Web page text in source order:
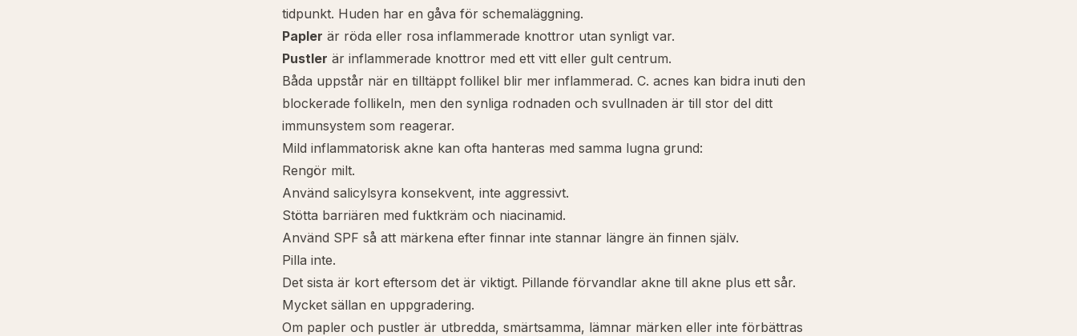
tidpunkt. Huden har en gåva för schemaläggning.
Papler är röda eller rosa inflammerade knottror utan synligt var.
Pustler är inflammerade knottror med ett vitt eller gult centrum.
Båda uppstår när en tilltäppt follikel blir mer inflammerad. C. acnes kan bidra inuti den
blockerade follikeln, men den synliga rodnaden och svullnaden är till stor del ditt
immunsystem som reagerar.
Mild inflammatorisk akne kan ofta hanteras med samma lugna grund:
Rengör milt.
Använd salicylsyra konsekvent, inte aggressivt.
Stötta barriären med fuktkräm och niacinamid.
Använd SPF så att märkena efter finnar inte stannar längre än finnen själv.
Pilla inte.
Det sista är kort eftersom det är viktigt. Pillande förvandlar akne till akne plus ett sår.
Mycket sällan en uppgradering.
Om papler och pustler är utbredda, smärtsamma, lämnar märken eller inte förbättras